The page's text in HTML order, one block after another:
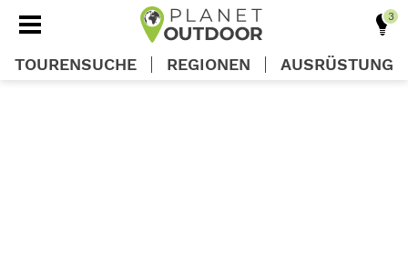
TOURENSUCHE REGIONEN AUSRÜSTUNG